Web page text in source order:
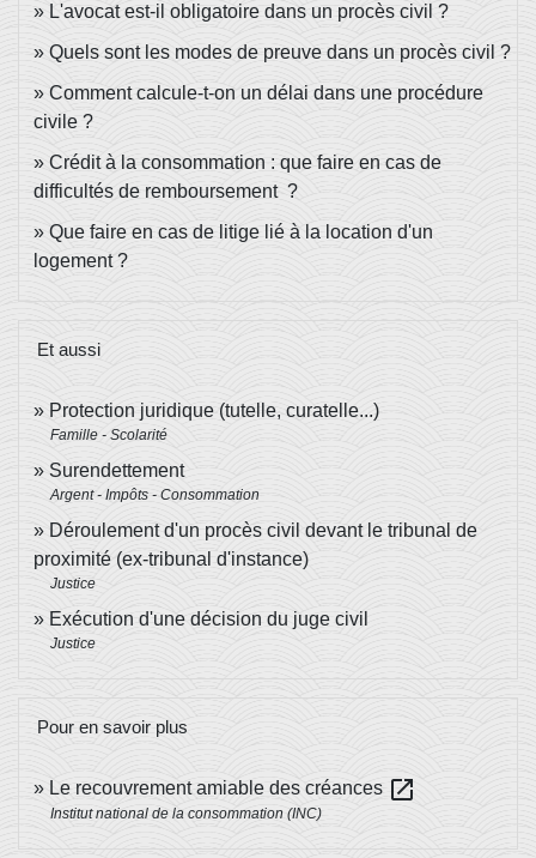
L'avocat est-il obligatoire dans un procès civil ?
Quels sont les modes de preuve dans un procès civil ?
Comment calcule-t-on un délai dans une procédure
civile ?
Crédit à la consommation : que faire en cas de
difficultés de remboursement ?
Que faire en cas de litige lié à la location d'un
logement ?
Et aussi
Protection juridique (tutelle, curatelle...)
Famille - Scolarité
Surendettement
Argent - Impôts - Consommation
Déroulement d'un procès civil devant le tribunal de
proximité (ex-tribunal d'instance)
Justice
Exécution d'une décision du juge civil
Justice
Pour en savoir plus
Le recouvrement amiable des créances open_in_new
Institut national de la consommation (INC)